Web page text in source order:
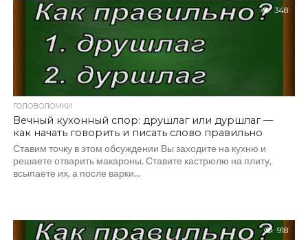
348
ГОЛОВОЛОМКИ
Вечный кухонный спор: друшлаг или дуршлаг —
как начать говорить и писать слово правильно
Ставим точку в этом обсуждении Вы заходите на кухню и
решаете отварить макароны. Ставите кастрюлю на плиту,
всыпаете их, а после варки...
918